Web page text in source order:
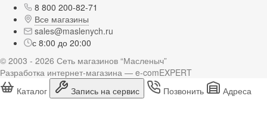
8 800 200-82-71
Все магазины
sales@maslenych.ru
с 8:00 до 20:00
© 2003 - 2026 Сеть магазинов “Масленыч”
Разработка интернет-магазина — e-comEXPERT
Каталог
Запись на сервис Позвонить Адреса